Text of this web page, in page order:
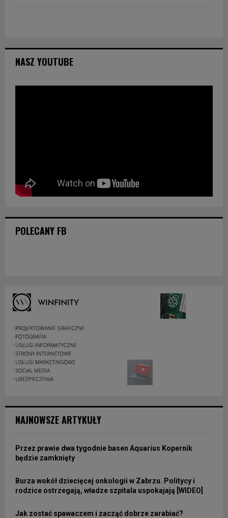
NASZ YOUTUBE
POLECANY FB
NAJNOWSZE ARTYKUŁY
Przez prawie dwa tygodnie basen Aquarius Kopernik
będzie zamknięty
Burza wokół dziecięcej onkologii w Zabrzu. Politycy i
rodzice ostrzegają, władze szpitala uspokajają [WIDEO]
Jak zostać spawaczem i zacząć dobrze zarabiać?